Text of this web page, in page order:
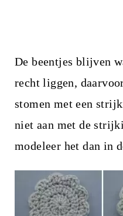
De beentjes blijven
recht liggen,
stomen met een
niet aan met de
modeleer het dan in